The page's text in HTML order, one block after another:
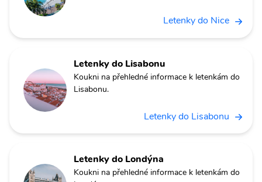
Letenky do Nice
Letenky do Lisabonu
Koukni na přehledné informace k letenkám do
Lisabonu.
Letenky do Lisabonu
Letenky do Londýna
Koukni na přehledné informace k letenkám do